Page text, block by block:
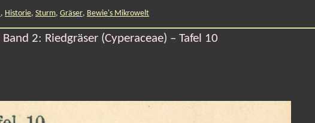
, Historie, Sturm, Gräser, Bewie's Mikrowelt
2: Riedgräser (Cyperaceae) – Tafel 10